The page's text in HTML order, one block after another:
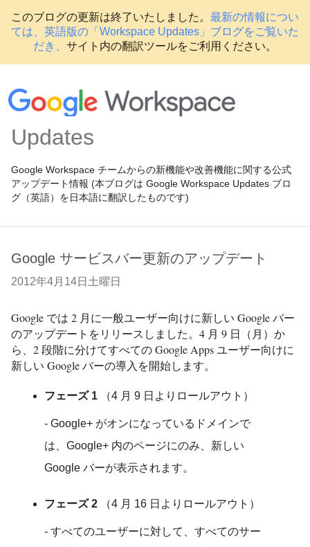
このブログの更新は終了いたしました。 最新の情報につい
ては、英語版の「Workspace Updates」ブログをご覧いた
だき、 サイト内の翻訳ツールをご利用ください。
Updates
Google Workspace チームからの新機能や改善機能に関する公式
アップデート情報 (本ブログは Google Workspace Updates ブロ
グ（英語）を日本語に翻訳したものです)
Google サービスバー更新のアップデート
2012年4月14日土曜日
Google では 2 月に一般ユーザー向けに新しい Google バー
のアップデートをリリースしました。4 月 9 日（月）か
ら、2 段階に分けてすべての Google Apps ユーザー向けに
新しい Google バーの導入を開始します。
フェーズ 1 （4 月 9 日よりロールアウト）
- Google+ がオンになっているドメインで
は、Google+ 内のページにのみ、新しい
Google バーが表示されます。
フェーズ 2 （4 月 16 日よりロールアウト）
- すべてのユーザーに対して、すべてのサー